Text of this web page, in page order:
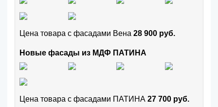
Цена товара с фасадами Вена 28 900 руб.
Новые фасады из МДФ ПАТИНА
Цена товара с фасадами ПАТИНА 27 700 руб.